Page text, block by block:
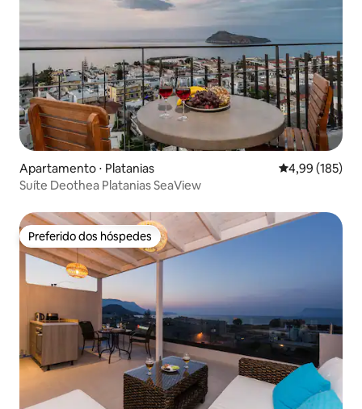
Apartamento ⋅ Platanias 4,99 de uma
4,99 (185)
Suíte Deothea Platanias SeaView
Preferido dos hóspedes
Preferido dos hóspedes